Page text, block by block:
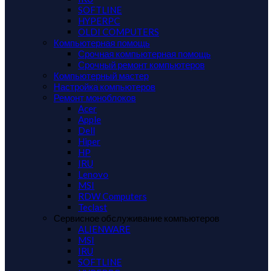
SOFTLINE
HYPERPC
OLDI COMPUTERS
Компьютерная помощь
Срочная компьютерная помощь
Срочный ремонт компьютеров
Компьютерный мастер
Настройка компьютеров
Ремонт моноблоков
Acer
Apple
Dell
Hiper
HP
IRU
Lenovo
MSI
RDW Computers
Teclast
Сервисное обслуживание компьютеров
ALIENWARE
MSI
IRU
SOFTLINE